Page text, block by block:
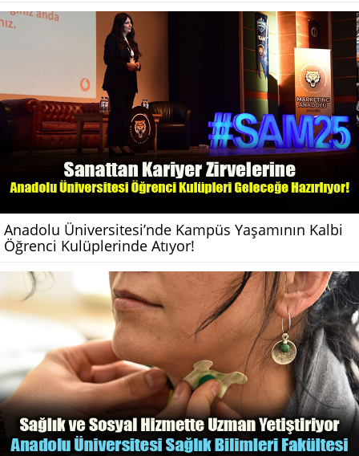
Anadolu Üniversitesi’nde Kampüs Yaşamının Kalbi
Öğrenci Kulüplerinde Atıyor!